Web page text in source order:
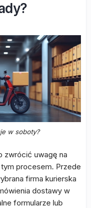
w soboty?
zwrócić uwagę na
procesem. Przede
firma kurierska
dostawy w
formularze lub